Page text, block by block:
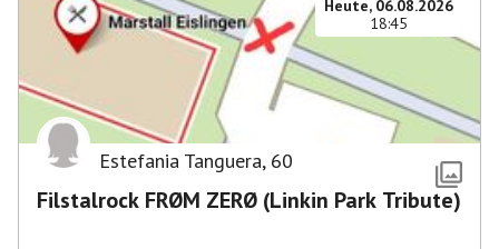
Heute, 06.08.2026
18:45
Estefania Tanguera, 60
Filstalrock FRØM ZERØ (Linkin Park Tribute)